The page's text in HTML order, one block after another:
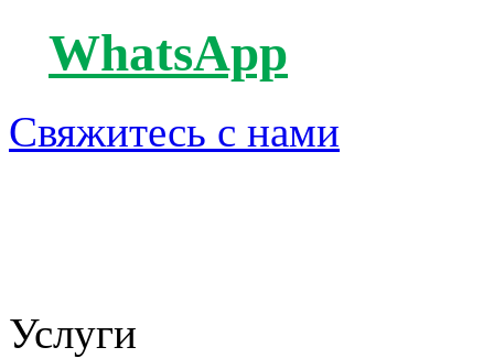
WhatsApp
Свяжитесь с нами
Услуги